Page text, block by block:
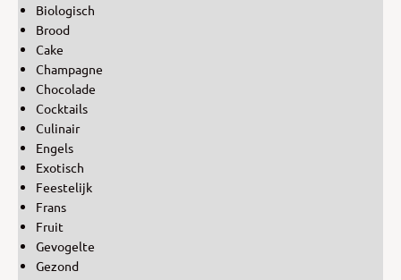
Biologisch
Brood
Cake
Champagne
Chocolade
Cocktails
Culinair
Engels
Exotisch
Feestelijk
Frans
Fruit
Gevogelte
Gezond